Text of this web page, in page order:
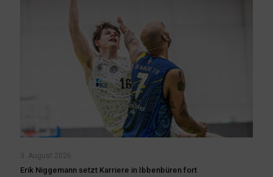
3. August 2026
Erik Niggemann setzt Karriere in Ibbenbüren fort